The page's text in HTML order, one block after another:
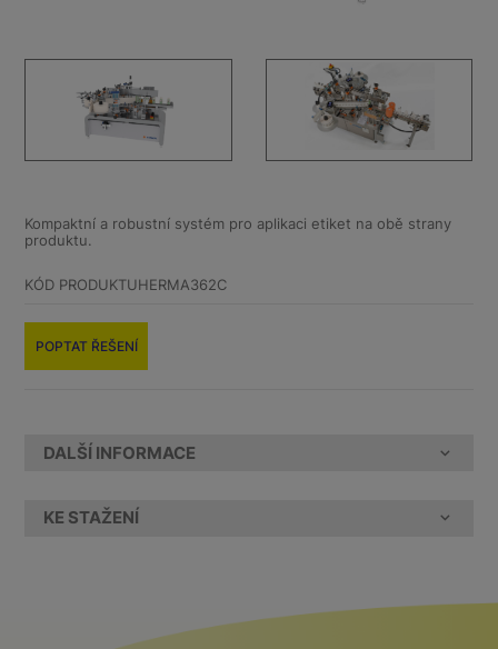
Kompaktní a robustní systém pro aplikaci etiket na obě strany
produktu.
KÓD PRODUKTUHERMA362C
POPTAT ŘEŠENÍ
DALŠÍ INFORMACE
KE STAŽENÍ